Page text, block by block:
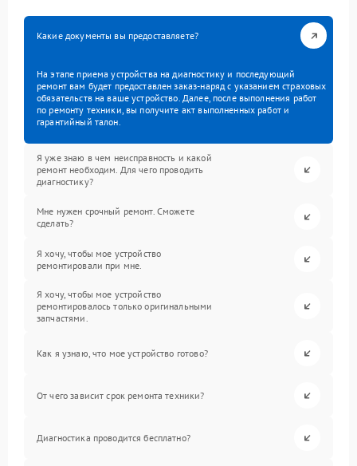
Какие документы вы предоставляете?
На этапе приема устройства на диагностику и последующий
ремонт вам будет предоставлен заказ-наряд с указанием страховых
обязательств на ваше устройство. Далее, после выполнения работ
по ремонту техники, вы получите акт выполненных работ и
гарантийный талон.
Я уже знаю в чем неисправность и какой
ремонт необходим. Для чего проводить
диагностику?
Мне нужен срочный ремонт. Сможете
сделать?
Я хочу, чтобы мое устройство
ремонтировали при мне.
Я хочу, чтобы мое устройство
ремонтировалось только оригинальными
запчастями.
Как я узнаю, что мое устройство готово?
От чего зависит срок ремонта техники?
Диагностика проводится бесплатно?